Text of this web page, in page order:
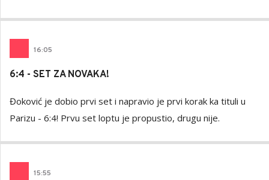
16:05
6:4 - SET ZA NOVAKA!
Đoković je dobio prvi set i napravio je prvi korak ka tituli u
Parizu - 6:4! Prvu set loptu je propustio, drugu nije.
15:55